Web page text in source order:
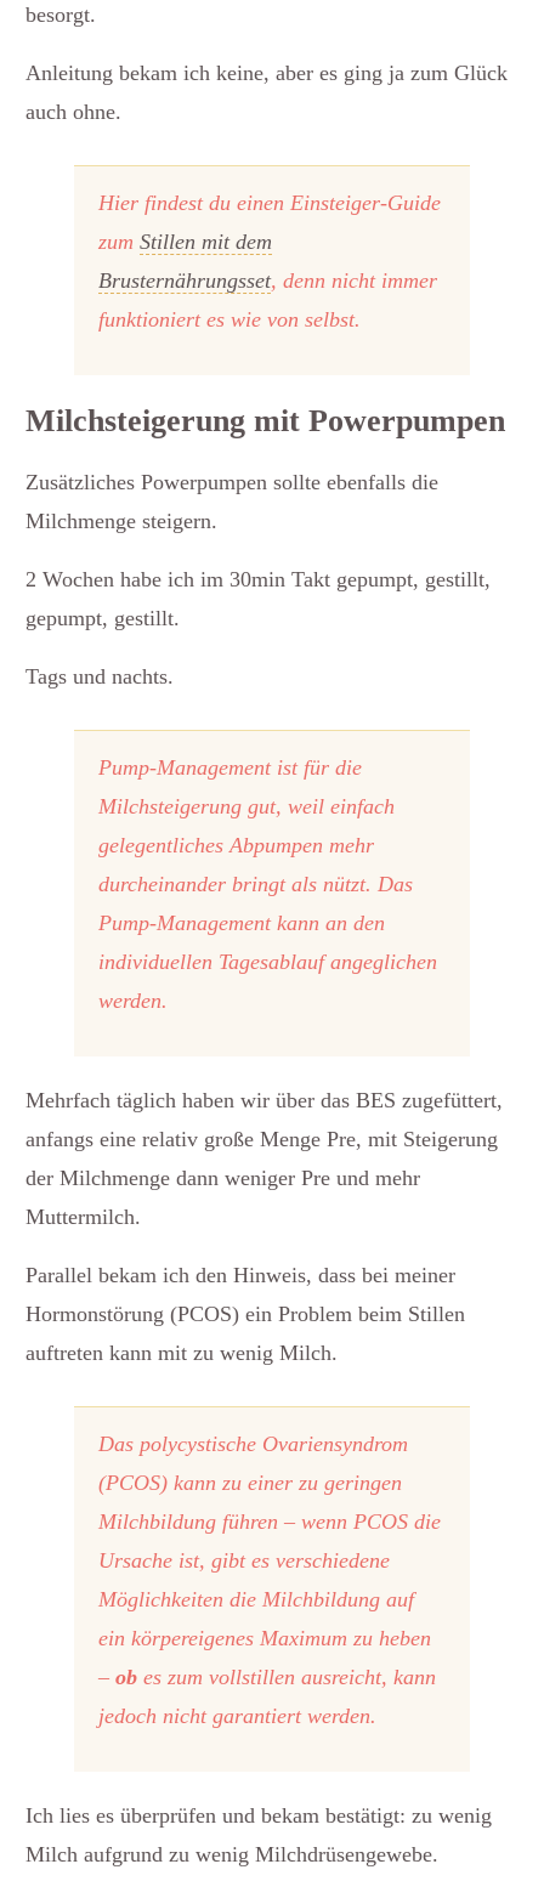
besorgt.
Anleitung bekam ich keine, aber es ging ja zum Glück
auch ohne.
Hier findest du einen Einsteiger-Guide
zum Stillen mit dem
Brusternährungsset, denn nicht immer
funktioniert es wie von selbst.
Milchsteigerung mit Powerpumpen
Zusätzliches Powerpumpen sollte ebenfalls die
Milchmenge steigern.
2 Wochen habe ich im 30min Takt gepumpt, gestillt,
gepumpt, gestillt.
Tags und nachts.
Pump-Management ist für die
Milchsteigerung gut, weil einfach
gelegentliches Abpumpen mehr
durcheinander bringt als nützt. Das
Pump-Management kann an den
individuellen Tagesablauf angeglichen
werden.
Mehrfach täglich haben wir über das BES zugefüttert,
anfangs eine relativ große Menge Pre, mit Steigerung
der Milchmenge dann weniger Pre und mehr
Muttermilch.
Parallel bekam ich den Hinweis, dass bei meiner
Hormonstörung (PCOS) ein Problem beim Stillen
auftreten kann mit zu wenig Milch.
Das polycystische Ovariensyndrom
(PCOS) kann zu einer zu geringen
Milchbildung führen – wenn PCOS die
Ursache ist, gibt es verschiedene
Möglichkeiten die Milchbildung auf
ein körpereigenes Maximum zu heben
– ob es zum vollstillen ausreicht, kann
jedoch nicht garantiert werden.
Ich lies es überprüfen und bekam bestätigt: zu wenig
Milch aufgrund zu wenig Milchdrüsengewebe.